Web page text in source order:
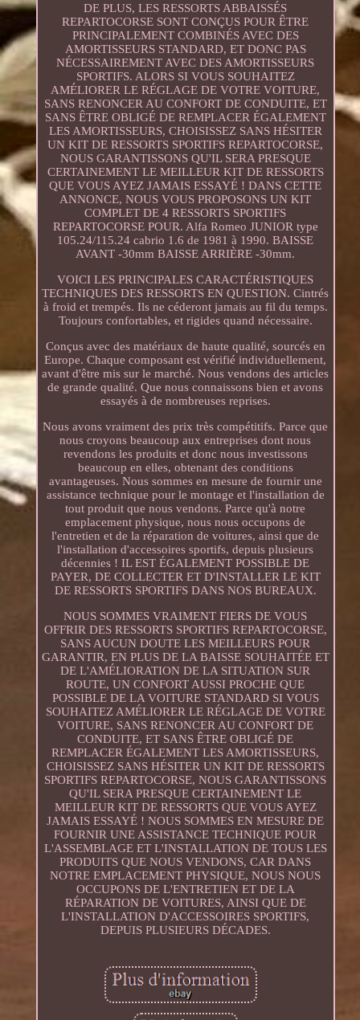
DE PLUS, LES RESSORTS ABBAISSÉS
REPARTOCORSE SONT CONÇUS POUR ÊTRE
PRINCIPALEMENT COMBINÉS AVEC DES
AMORTISSEURS STANDARD, ET DONC PAS
NÉCESSAIREMENT AVEC DES AMORTISSEURS
SPORTIFS. ALORS SI VOUS SOUHAITEZ
AMÉLIORER LE RÉGLAGE DE VOTRE VOITURE,
SANS RENONCER AU CONFORT DE CONDUITE, ET
SANS ÊTRE OBLIGÉ DE REMPLACER ÉGALEMENT
LES AMORTISSEURS, CHOISISSEZ SANS HÉSITER
UN KIT DE RESSORTS SPORTIFS REPARTOCORSE,
NOUS GARANTISSONS QU'IL SERA PRESQUE
CERTAINEMENT LE MEILLEUR KIT DE RESSORTS
QUE VOUS AYEZ JAMAIS ESSAYÉ ! DANS CETTE
ANNONCE, NOUS VOUS PROPOSONS UN KIT
COMPLET DE 4 RESSORTS SPORTIFS
REPARTOCORSE POUR. Alfa Romeo JUNIOR type
105.24/115.24 cabrio 1.6 de 1981 à 1990. BAISSE
AVANT -30mm BAISSE ARRIÈRE -30mm.
VOICI LES PRINCIPALES CARACTÉRISTIQUES
TECHNIQUES DES RESSORTS EN QUESTION. Cintrés
à froid et trempés. Ils ne céderont jamais au fil du temps.
Toujours confortables, et rigides quand nécessaire.
Conçus avec des matériaux de haute qualité, sourcés en
Europe. Chaque composant est vérifié individuellement,
avant d'être mis sur le marché. Nous vendons des articles
de grande qualité. Que nous connaissons bien et avons
essayés à de nombreuses reprises.
Nous avons vraiment des prix très compétitifs. Parce que
nous croyons beaucoup aux entreprises dont nous
revendons les produits et donc nous investissons
beaucoup en elles, obtenant des conditions
avantageuses. Nous sommes en mesure de fournir une
assistance technique pour le montage et l'installation de
tout produit que nous vendons. Parce qu'à notre
emplacement physique, nous nous occupons de
l'entretien et de la réparation de voitures, ainsi que de
l'installation d'accessoires sportifs, depuis plusieurs
décennies ! IL EST ÉGALEMENT POSSIBLE DE
PAYER, DE COLLECTER ET D'INSTALLER LE KIT
DE RESSORTS SPORTIFS DANS NOS BUREAUX.
NOUS SOMMES VRAIMENT FIERS DE VOUS
OFFRIR DES RESSORTS SPORTIFS REPARTOCORSE,
SANS AUCUN DOUTE LES MEILLEURS POUR
GARANTIR, EN PLUS DE LA BAISSE SOUHAITÉE ET
DE L'AMÉLIORATION DE LA SITUATION SUR
ROUTE, UN CONFORT AUSSI PROCHE QUE
POSSIBLE DE LA VOITURE STANDARD SI VOUS
SOUHAITEZ AMÉLIORER LE RÉGLAGE DE VOTRE
VOITURE, SANS RENONCER AU CONFORT DE
CONDUITE, ET SANS ÊTRE OBLIGÉ DE
REMPLACER ÉGALEMENT LES AMORTISSEURS,
CHOISISSEZ SANS HÉSITER UN KIT DE RESSORTS
SPORTIFS REPARTOCORSE, NOUS GARANTISSONS
QU'IL SERA PRESQUE CERTAINEMENT LE
MEILLEUR KIT DE RESSORTS QUE VOUS AYEZ
JAMAIS ESSAYÉ ! NOUS SOMMES EN MESURE DE
FOURNIR UNE ASSISTANCE TECHNIQUE POUR
L'ASSEMBLAGE ET L'INSTALLATION DE TOUS LES
PRODUITS QUE NOUS VENDONS, CAR DANS
NOTRE EMPLACEMENT PHYSIQUE, NOUS NOUS
OCCUPONS DE L'ENTRETIEN ET DE LA
RÉPARATION DE VOITURES, AINSI QUE DE
L'INSTALLATION D'ACCESSOIRES SPORTIFS,
DEPUIS PLUSIEURS DÉCADES.